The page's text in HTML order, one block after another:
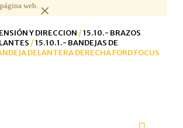
web. ×
Y DIRECCION /15.10.- BRAZOS
/15.10.1.- BANDEJAS DE
DELANTERA DERECHA FORD FOCUS